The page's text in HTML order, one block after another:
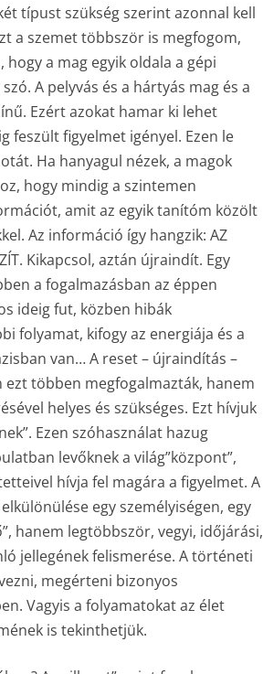
típust szükség szerint azonnal kell
a szemet többször is megfogom,
a mag egyik oldala a gépi
A pelyvás és a hártyás mag és a
Ezért azokat hamar ki lehet
feszült figyelmet igényel. Ezen le
Ha hanyagul nézek, a magok
hogy mindig a szintemen
amit az egyik tanítóm közölt
Az információ így hangzik: AZ
Kikapcsol, aztán újraindít. Egy
a fogalmazásban az éppen
ideig fut, közben hibák
folyamat, kifogy az energiája és a
van… A reset – újraindítás –
többen megfogalmazták, hanem
helyes és szükséges. Ezt hívjuk
Ezen szóhasználat hazug
levőknek a világ”központ”,
hívja fel magára a figyelmet. A
egy személyiségen, egy
hanem legtöbbször, vegyi, időjárási,
jellegének felismerése. A történeti
megérteni bizonyos
Vagyis a folyamatokat az élet
is tekinthetjük.